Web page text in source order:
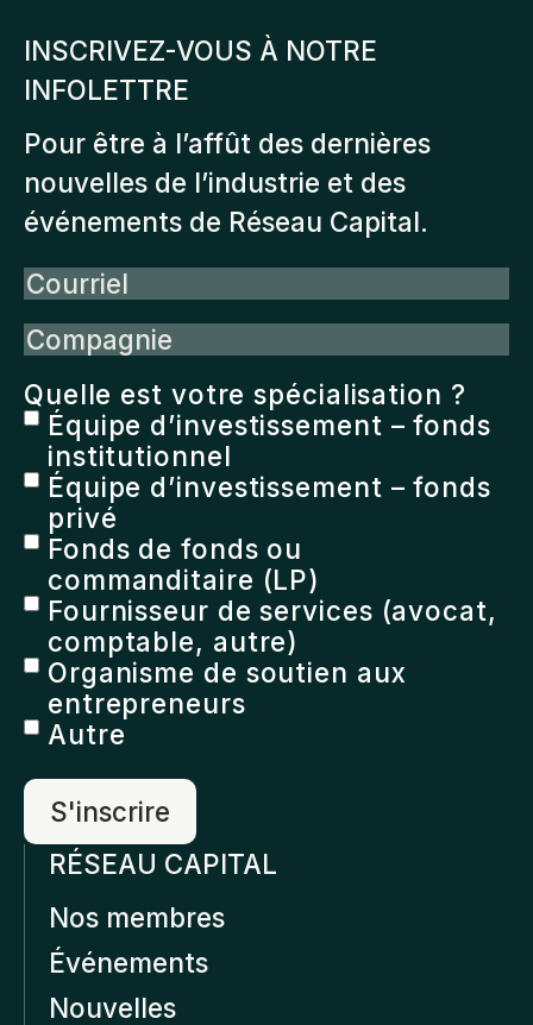
INSCRIVEZ-VOUS À NOTRE
INFOLETTRE
Pour être à l’affût des dernières
nouvelles de l’industrie et des
événements de Réseau Capital.
Courriel
Compagnie
Quelle est votre spécialisation ?
Équipe d’investissement – fonds
institutionnel
Équipe d’investissement – fonds
privé
Fonds de fonds ou
commanditaire (LP)
Fournisseur de services (avocat,
comptable, autre)
Organisme de soutien aux
entrepreneurs
Autre
RÉSEAU CAPITAL
Nos membres
Événements
Nouvelles